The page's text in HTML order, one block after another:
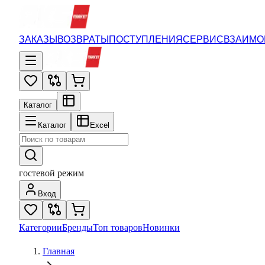
ЗАКАЗЫВОЗВРАТЫПОСТУПЛЕНИЯСЕРВИС
Каталог
Каталог Excel
гостевой режим
Вход
КатегорииБрендыТоп товаровНовинки
Главная